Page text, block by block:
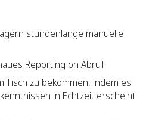
stundenlange manuelle
Reporting on Abruf
Tisch zu bekommen, indem es
in Echtzeit erscheint